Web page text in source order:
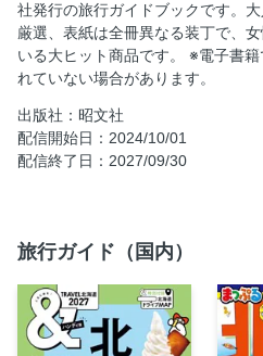
小布施・須坂をさくっと紹介
小布施てくてくさんぽ
北斎の肉筆画を鑑賞
気ままにサイクリング
小布施の栗スイーツをいただき
伝統の栗菓子をおみやげに
とっておきのレストラン＆カフ
情緒豊かな味どころ
小布施の老舗酒蔵
蔵造りのリゾートホテル滞在
社発行の旅行ガイドブックです。
厳選、表紙は全冊異なる装丁で、
いる大ヒット商品です。 ※電子書
れていない場合があります。
出版社：昭文社
配信開始日：2024/10/01
配信終了日：2027/09/30
旅行ガイド（国内）